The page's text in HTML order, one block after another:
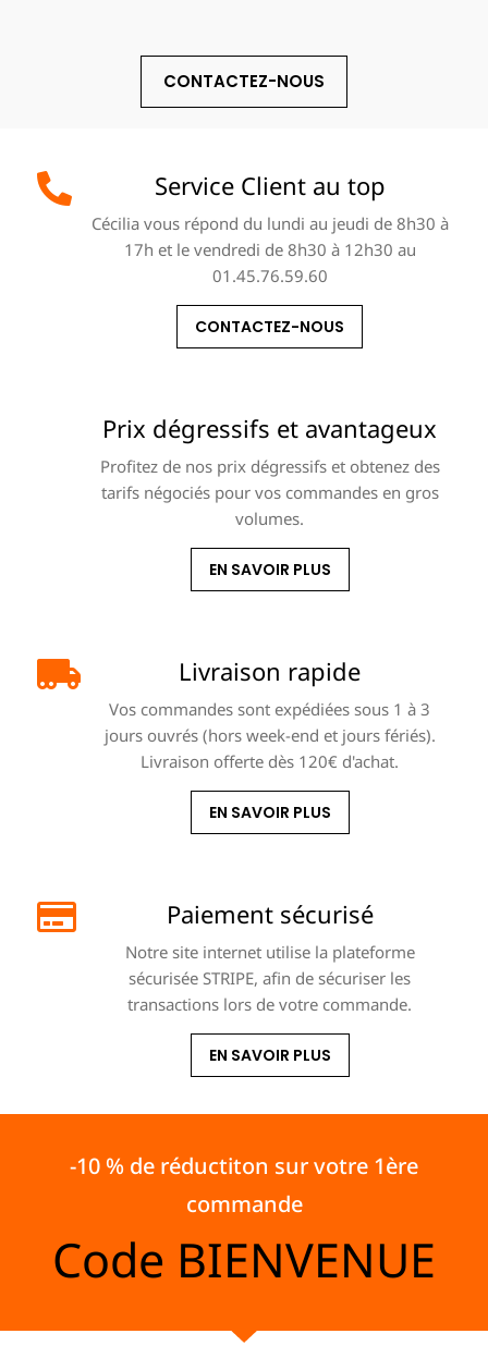
CONTACTEZ-NOUS
Service Client au top
Cécilia vous répond du lundi au jeudi de 8h30 à
17h et le vendredi de 8h30 à 12h30 au
01.45.76.59.60
CONTACTEZ-NOUS
Prix dégressifs et avantageux
Profitez de nos prix dégressifs et obtenez des
tarifs négociés pour vos commandes en gros
volumes.
EN SAVOIR PLUS
Livraison rapide
Vos commandes sont expédiées sous 1 à 3
jours ouvrés (hors week-end et jours fériés).
Livraison offerte dès 120€ d'achat.
EN SAVOIR PLUS
Paiement sécurisé
Notre site internet utilise la plateforme
sécurisée STRIPE, afin de sécuriser les
transactions lors de votre commande.
EN SAVOIR PLUS
-10 % de réductiton sur votre 1ère
commande
Code BIENVENUE